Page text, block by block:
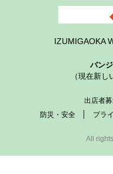
IZUMIGAOKA
パン
（現在新し
出店者
防災・安全
プラ
All